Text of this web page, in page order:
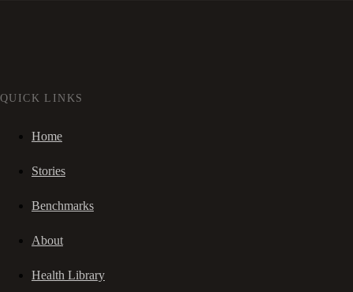
QUICK LINKS
Home
Stories
Benchmarks
About
Health Library